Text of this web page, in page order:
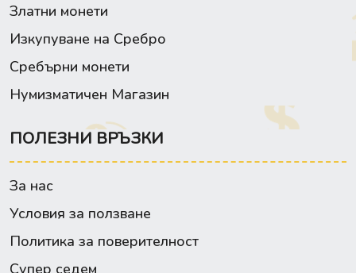
Златни монети
Изкупуване на Сребро
Сребърни монети
Нумизматичен Магазин
ПОЛЕЗНИ ВРЪЗКИ
За нас
Условия за ползване
Политика за поверителност
Супер седем